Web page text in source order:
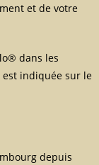
et de votre
dans les
est indiquée sur le
depuis